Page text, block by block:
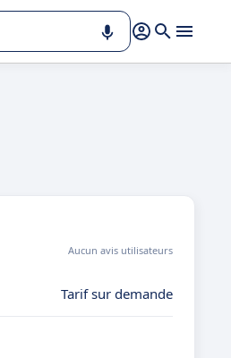
Aucun avis utilisateurs
Tarif sur demande